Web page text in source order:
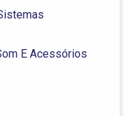
E Acessórios